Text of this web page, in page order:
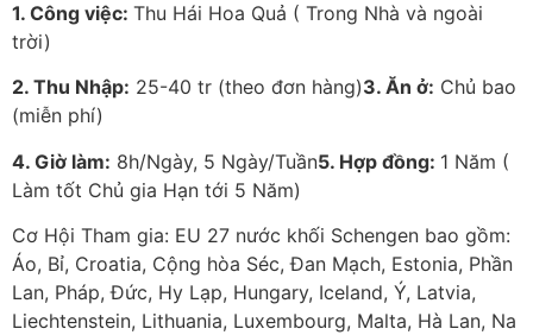
1. Công việc: Thu Hái Hoa Quả ( Trong Nhà và ngoài
trời)
2. Thu Nhập: 25-40 tr (theo đơn hàng)3. Ăn ở: Chủ bao
(miễn phí)
4. Giờ làm: 8h/Ngày, 5 Ngày/Tuần5. Hợp đồng: 1 Năm (
Làm tốt Chủ gia Hạn tới 5 Năm)
Cơ Hội Tham gia: EU 27 nước khối Schengen bao gồm:
Áo, Bỉ, Croatia, Cộng hòa Séc, Đan Mạch, Estonia, Phần
Lan, Pháp, Đức, Hy Lạp, Hungary, Iceland, Ý, Latvia,
Liechtenstein, Lithuania, Luxembourg, Malta, Hà Lan, Na